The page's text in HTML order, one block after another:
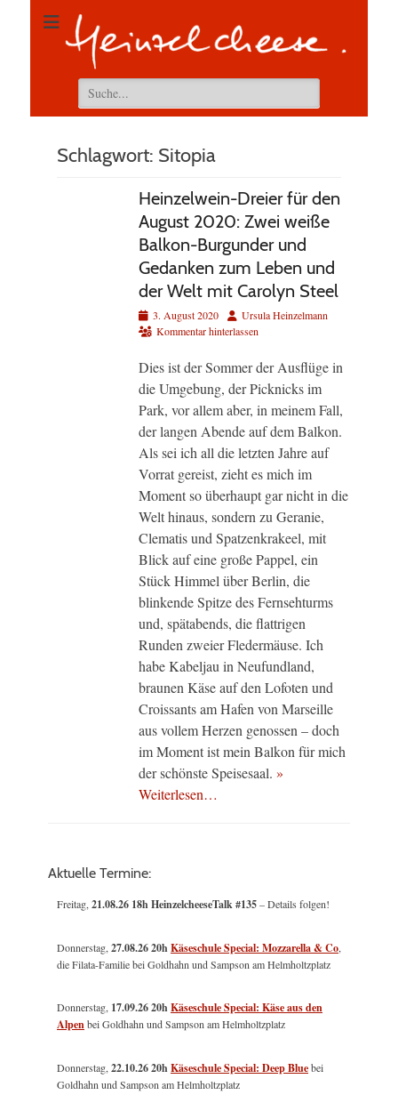
Suchen
nach:
Schlagwort: Sitopia
Heinzelwein-Dreier für den
August 2020: Zwei weiße
Balkon-Burgunder und
Gedanken zum Leben und
der Welt mit Carolyn Steel
Veröffentlicht
am
3. August 2020 AutorUrsula Heinzelmann
Kommentar hinterlassen
Dies ist der Sommer der Ausflüge in
die Umgebung, der Picknicks im
Park, vor allem aber, in meinem Fall,
der langen Abende auf dem Balkon.
Als sei ich all die letzten Jahre auf
Vorrat gereist, zieht es mich im
Moment so überhaupt gar nicht in die
Welt hinaus, sondern zu Geranie,
Clematis und Spatzenkrakeel, mit
Blick auf eine große Pappel, ein
Stück Himmel über Berlin, die
blinkende Spitze des Fernsehturms
und, spätabends, die flattrigen
Runden zweier Fledermäuse. Ich
habe Kabeljau in Neufundland,
braunen Käse auf den Lofoten und
Croissants am Hafen von Marseille
aus vollem Herzen genossen – doch
im Moment ist mein Balkon für mich
der schönste Speisesaal. »
Weiterlesen…
Aktuelle Termine:
Freitag,21.08.26 18h HeinzelcheeseTalk #135– Details folgen!
Donnerstag,27.08.26 20hKäseschule Special: Mozzarella & Co,
die Filata-Familie bei Goldhahn und Sampson am Helmholtzplatz
Donnerstag, 17.09.26 20hKäseschule Special: Käse aus den
Alpenbei Goldhahn und Sampson am Helmholtzplatz
Donnerstag,22.10.26 20hKäseschule Special: Deep Bluebei
Goldhahn und Sampson am Helmholtzplatz